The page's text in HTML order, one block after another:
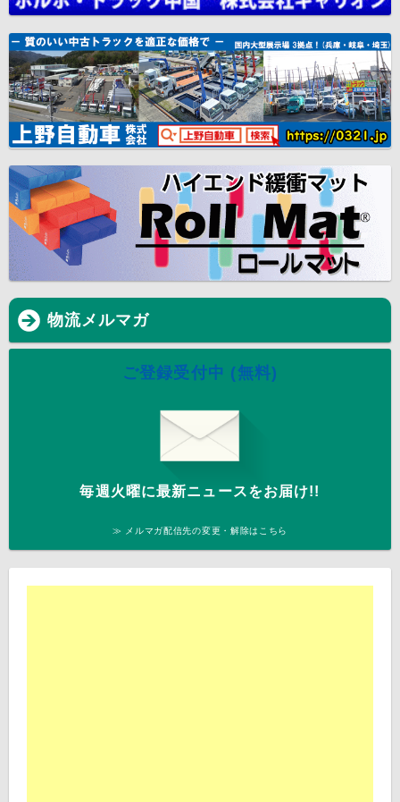
物流メルマガ
ご登録受付中 (無料)
毎週火曜に最新ニュースをお届け!!
≫ メルマガ配信先の変更・解除はこちら